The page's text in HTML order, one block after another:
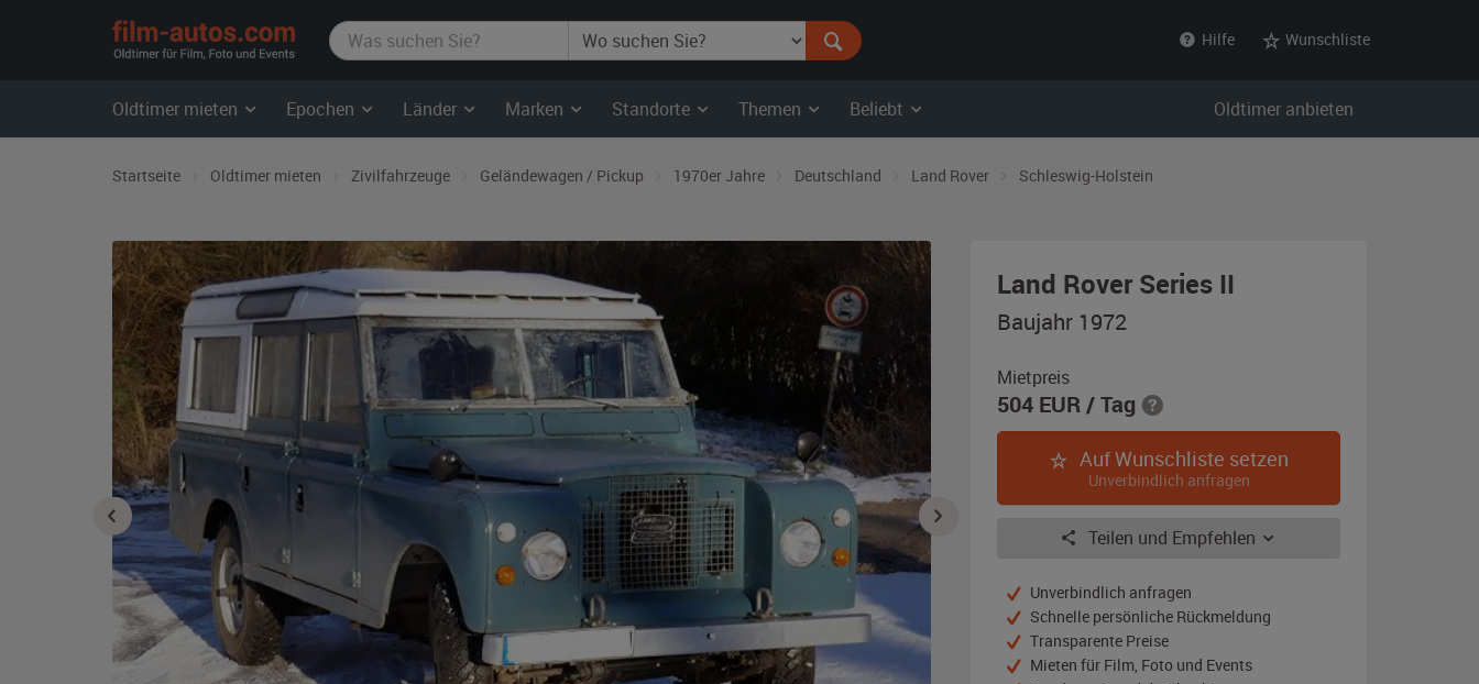
film-
autos.com
Hilfe Wunschliste
Oldtimer mieten Epochen Länder Marken Standorte Themen Beliebt Oldtimer anbieten
Startseite Oldtimer mieten Zivilfahrzeuge Geländewagen / Pickup 1970er Jahre Deutschland Land Rover Schleswig-Holstein
Land Rover Series II
Baujahr 1972
Mietpreis
504 EUR/ Tag
Auf Wunschliste setzen
Unverbindlich anfragen
Teilen und Empfehlen
Unverbindlich anfragen
Schnelle persönliche Rückmeldung
Transparente Preise
Mieten für Film, Foto und Events